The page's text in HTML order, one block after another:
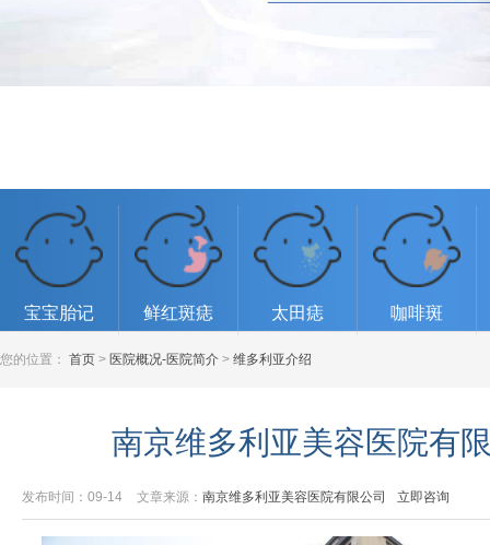
宝宝胎记 鲜红斑痣 太田痣 咖啡斑
您的位置： 首页 > 医院概况-医院简介 > 维多利亚介绍
南京维多利亚美容医院有
发布时间：09-14 文章来源： 南京维多利亚美容医院有限公司 立即咨询